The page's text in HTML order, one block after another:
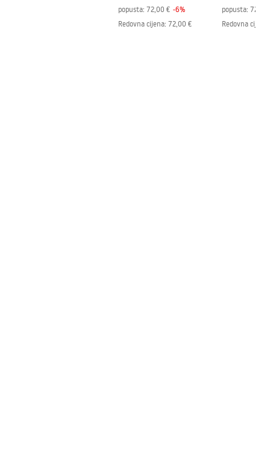
popusta: 72,00 € -6%
Redovna cijena: 72,00 €
popusta: 72,00
Redovna cijena